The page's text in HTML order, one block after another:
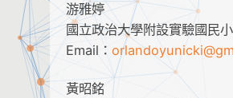
游雅婷
國立政治大學附設實驗國民
Email：
黃昭銘